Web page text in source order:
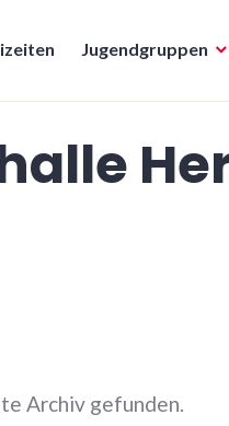
Jugendgruppen
Archiv gefunden.